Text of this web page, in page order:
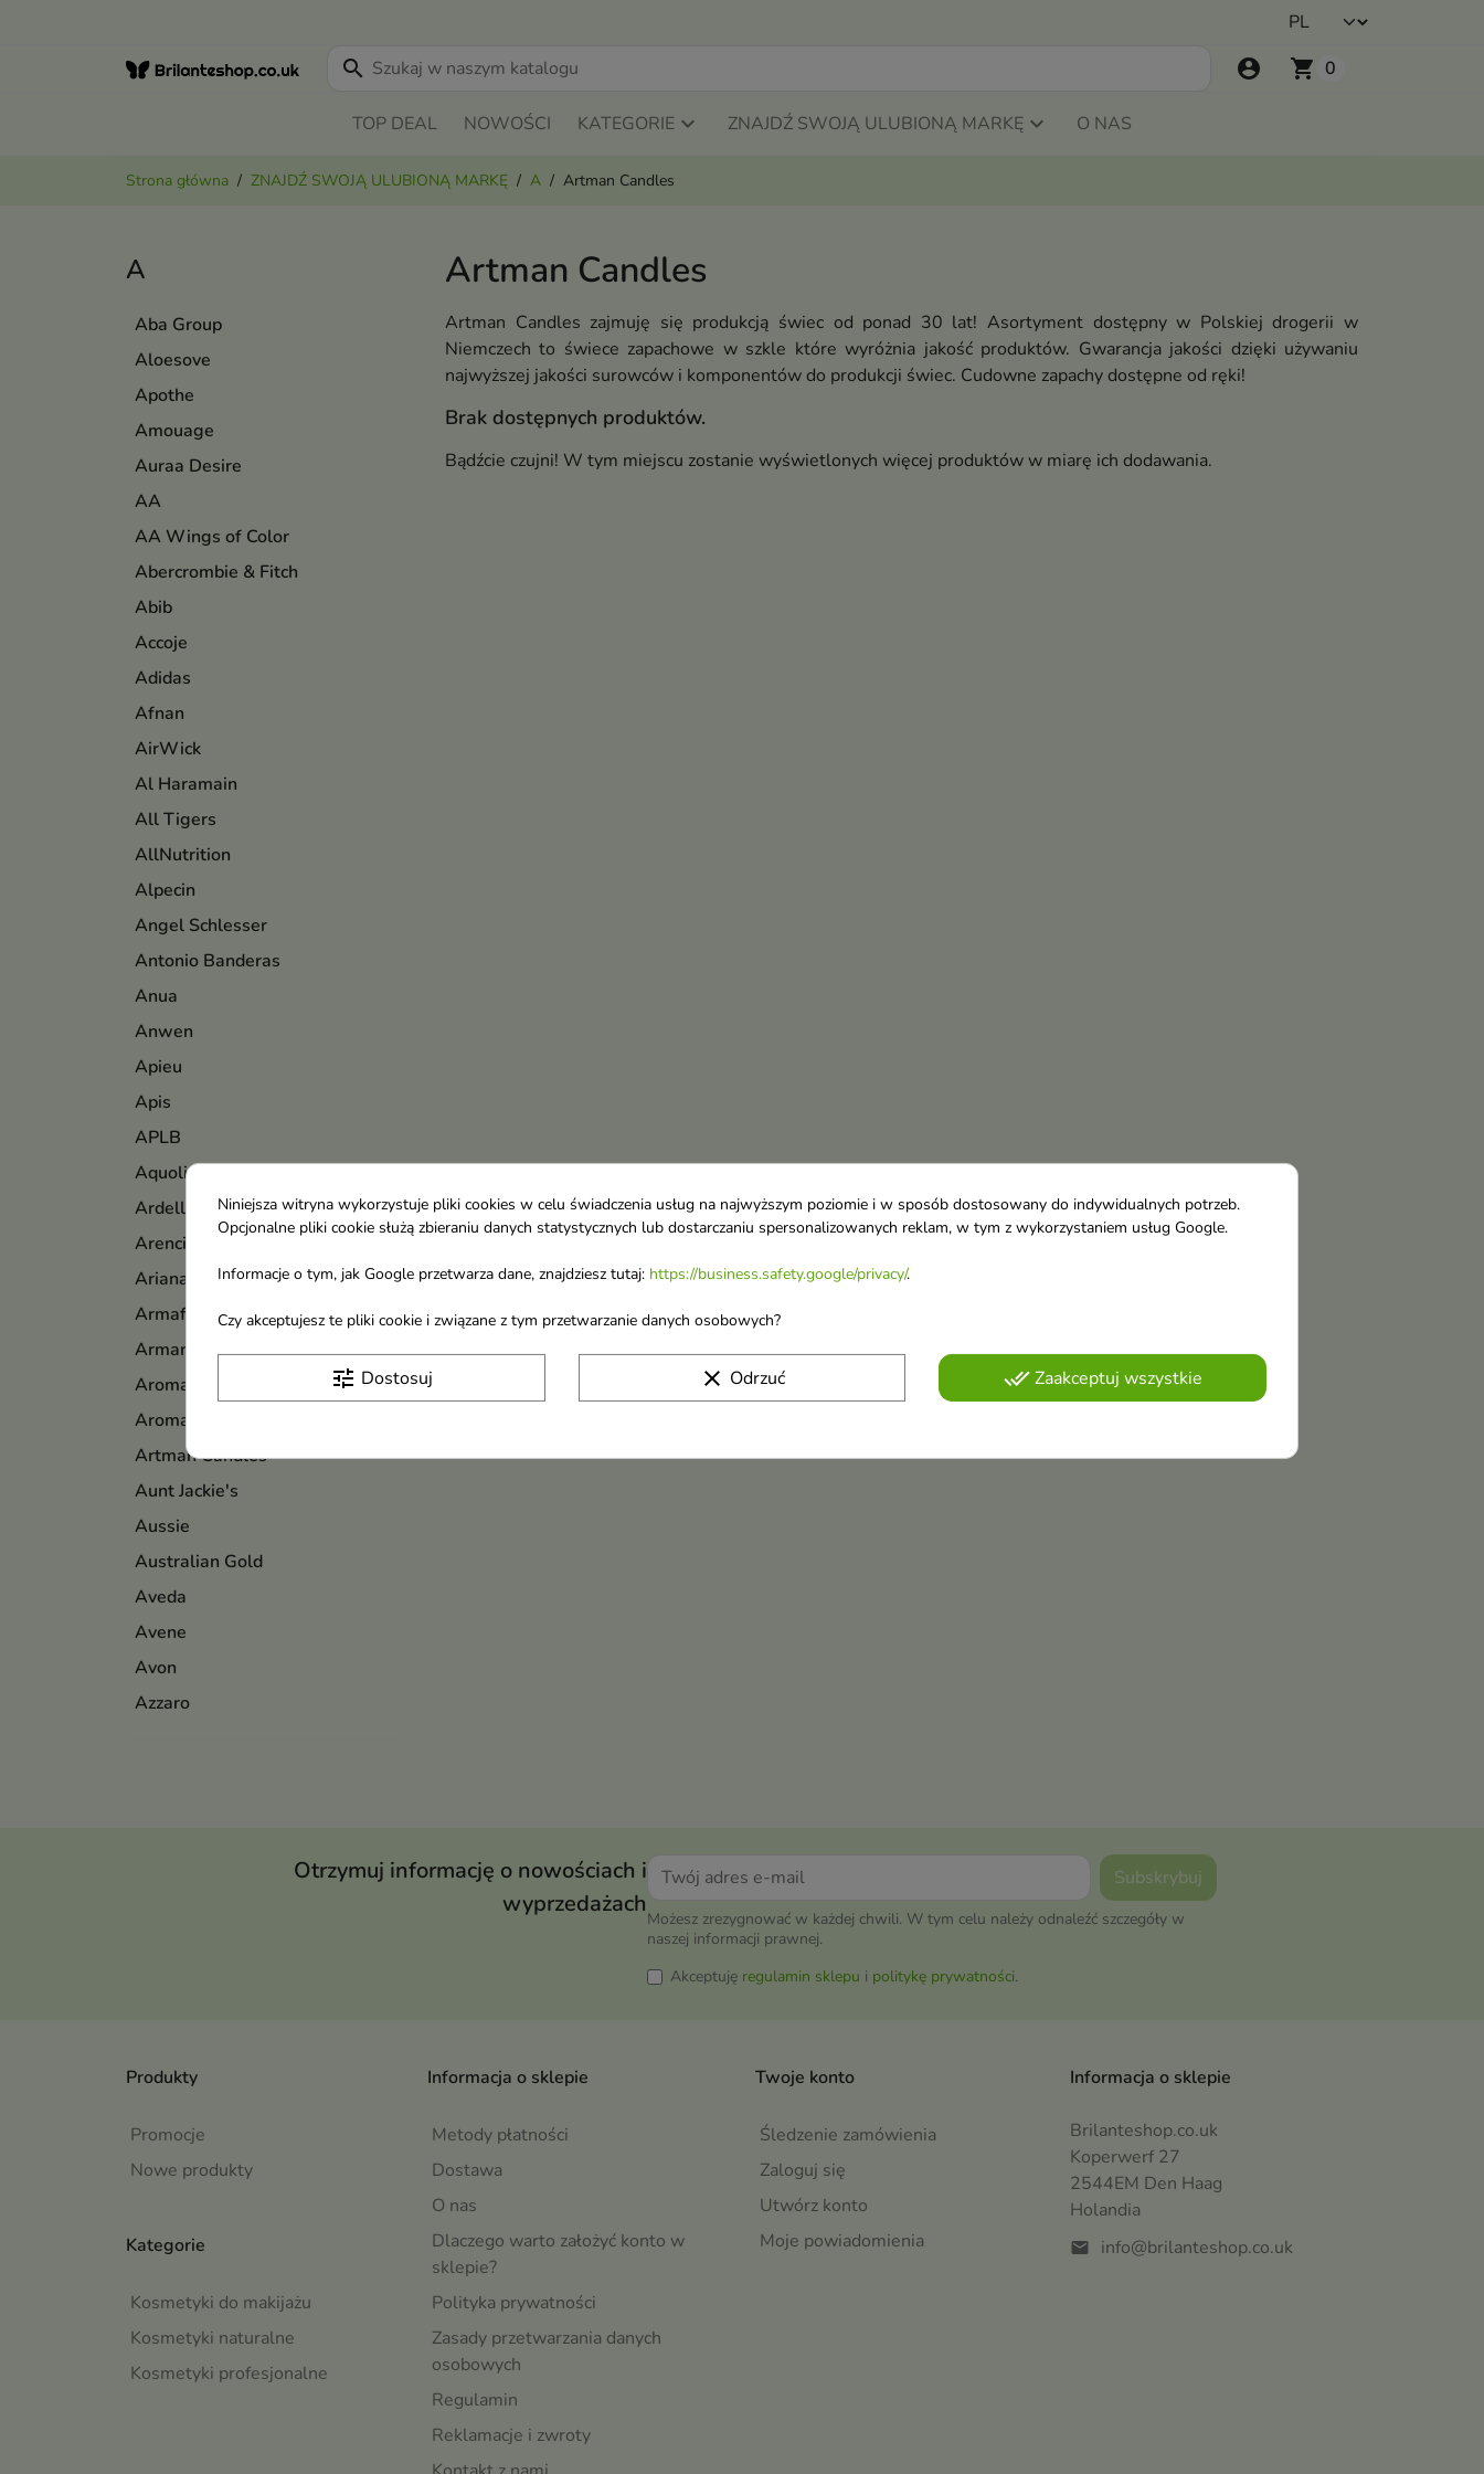
search account_circle shopping_cart 0
TOP DEAL NOWOŚCI KATEGORIE ZNAJDŹ SWOJĄ ULUBIONĄ MARKĘ O NAS
Strona główna ZNAJDŹ SWOJĄ ULUBIONĄ MARKĘ A Artman Candles
A
Aba Group
Aloesove
Apothe
Amouage
Auraa Desire
AA
AA Wings of Color
Abercrombie & Fitch
Abib
Accoje
Adidas
Afnan
AirWick
Al Haramain
All Tigers
AllNutrition
Alpecin
Angel Schlesser
Antonio Banderas
Anua
Anwen
Apieu
Apis
APLB
Aquolina
Ardell
Arencia
Ariana Grande
Armaf
Armani
Aroma
Aromatica
Artman Candles
Aunt Jackie's
Aussie
Australian Gold
Aveda
Avene
Avon
Azzaro
Artman Candles
Artman Candles zajmuję się produkcją świec od ponad 30 lat! Asortyment dostępny w Polskiej drogerii w
Niemczech to świece zapachowe w szkle które wyróżnia jakość produktów. Gwarancja jakości dzięki używaniu
najwyższej jakości surowców i komponentów do produkcji świec. Cudowne zapachy dostępne od ręki!
Brak dostępnych produktów.
Bądźcie czujni! W tym miejscu zostanie wyświetlonych więcej produktów w miarę ich dodawania.
Otrzymuj informację o nowościach i
wyprzedażach
Możesz zrezygnować w każdej chwili. W tym celu należy odnaleźć szczegóły w
naszej informacji prawnej.
Akceptuję regulamin sklepu i politykę prywatności.
Produkty
Promocje
Nowe produkty
Informacja o sklepie
Metody płatności
Dostawa
O nas
Dlaczego warto założyć konto w
sklepie?
Polityka prywatności
Zasady przetwarzania danych
osobowych
Regulamin
Reklamacje i zwroty
Kategorie
Kosmetyki do makijażu
Kosmetyki naturalne
Kosmetyki profesjonalne
Twoje konto
Śledzenie zamówienia
Zaloguj się
Utwórz konto
Moje powiadomienia
Informacja o sklepie
Brilanteshop.co.uk
Koperwerf 27
2544EM Den Haag
Holandia
mail info@brilanteshop.co.uk
Niniejsza witryna wykorzystuje pliki cookies w celu świadczenia usług na najwyższym poziomie i w sposób dostosowany do indywidualnych potrzeb.
Opcjonalne pliki cookie służą zbieraniu danych statystycznych lub dostarczaniu spersonalizowanych reklam, w tym z wykorzystaniem usług Google.
Informacje o tym, jak Google przetwarza dane, znajdziesz tutaj: https://business.safety.google/privacy/.
Czy akceptujesz te pliki cookie i związane z tym przetwarzanie danych osobowych?
tune Dostosuj clear Odrzuć done_allZaakceptuj wszystkie